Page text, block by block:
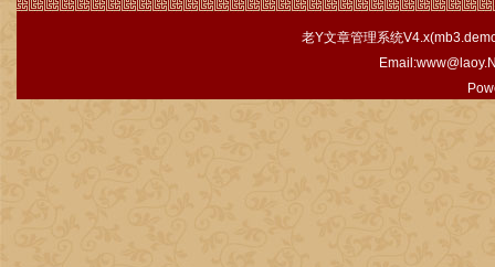
老Y文章管理系统V4.x(